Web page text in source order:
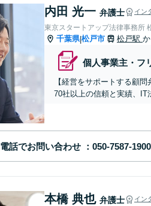
内田 光一 弁護士 イン
東京スタートアップ法律事務所
千葉県|松戸市 松戸駅
個人事業主・フ
【経営をサポートする顧
70社以上の信頼と実績、IT
電話でお問い合わせ
本橋 典也 弁護士 イン